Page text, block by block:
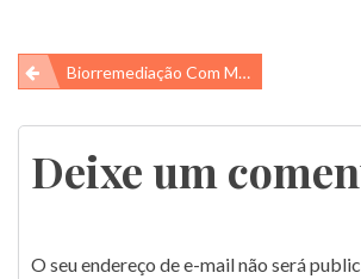
Navegação
de
Post
Biorremediação Com Macroalgas: Uma Solução Sustentável.
Deixe um
O seu endereço de e-mail não será